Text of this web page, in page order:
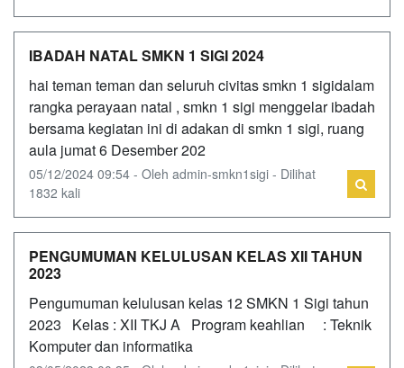
IBADAH NATAL SMKN 1 SIGI 2024
hai teman teman dan seluruh civitas smkn 1 sigidalam
rangka perayaan natal , smkn 1 sigi menggelar ibadah
bersama kegiatan ini di adakan di smkn 1 sigi, ruang
aula jumat 6 Desember 202
05/12/2024 09:54 - Oleh admin-smkn1sigi - Dilihat
1832 kali
PENGUMUMAN KELULUSAN KELAS XII TAHUN
2023
Pengumuman kelulusan kelas 12 SMKN 1 Sigi tahun
2023 Kelas : XII TKJ A Program keahlian : Teknik
Komputer dan informatika